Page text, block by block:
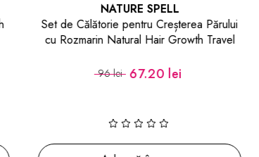
NATURE SPELL
Set de Călătorie pentru Creșterea Părului
cu Rozmarin Natural Hair Growth Travel
96 lei 67.20 lei